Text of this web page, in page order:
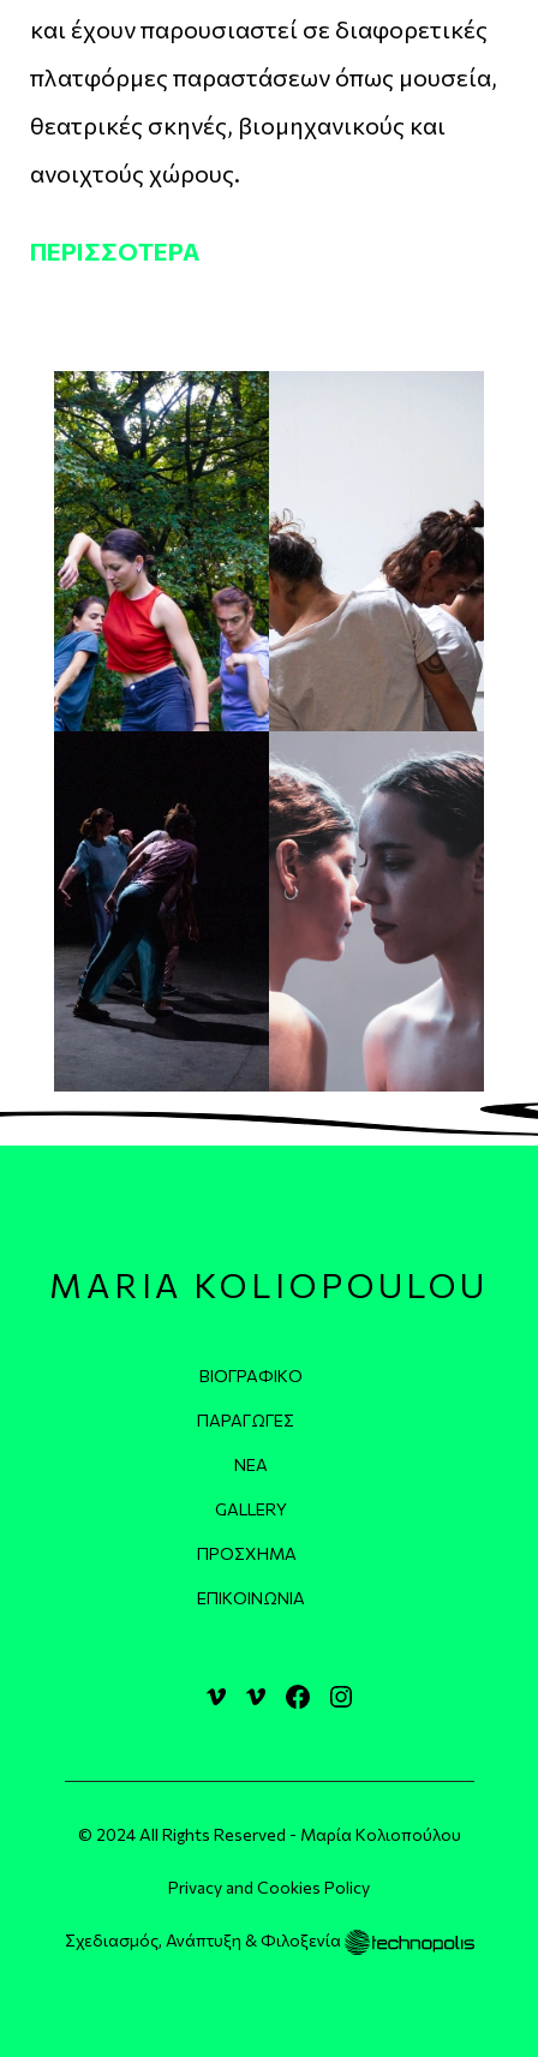
και έχουν παρουσιαστεί σε διαφορετικές
πλατφόρμες παραστάσεων όπως μουσεία,
θεατρικές σκηνές, βιομηχανικούς και
ανοιχτούς χώρους.
ΠΕΡΙΣΣΌΤΕΡΑ
MARIA KOLIOPOULOU
Κεντρική πλοήγηση
ΒΙΟΓΡΑΦΙΚΌ
ΠΑΡΑΓΩΓΈΣ
ΝΈΑ
GALLERY
ΠΡΌΣΧΗΜΑ
ΕΠΙΚΟΙΝΩΝΊΑ
© 2024 All Rights Reserved - Μαρία Κολιοπούλου
Privacy and Cookies Policy
Σχεδιασμός, Ανάπτυξη & Φιλοξενία